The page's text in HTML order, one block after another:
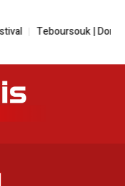
Teboursouk |